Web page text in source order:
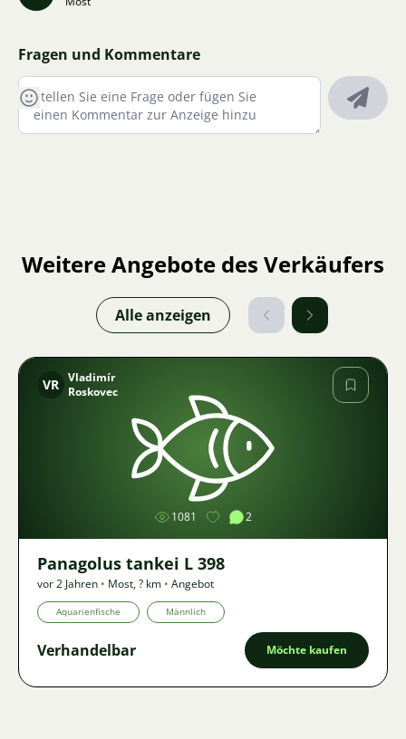
Fragen und Kommentare
Weitere Angebote des Verkäufers
Alle anzeigen
Bild
VR Vladimír
Roskovec
1081 2
Panagolus tankei L 398
vor 2 Jahren • Most,? km • Angebot
Aquarienfische Männlich
Verhandelbar Möchte kaufen